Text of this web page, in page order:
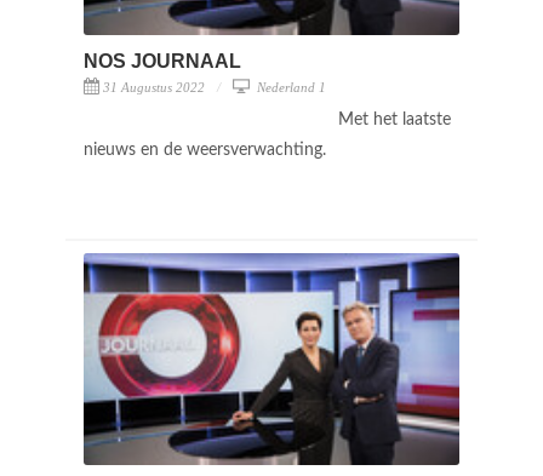
NOS JOURNAAL
31 Augustus 2022 Nederland 1
Met het laatste
nieuws en de weersverwachting.